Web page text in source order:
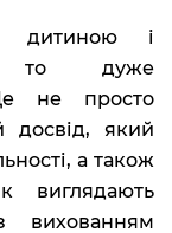
дитиною і
то дуже
не просто
досвід, який
а також
виглядають
вихованням